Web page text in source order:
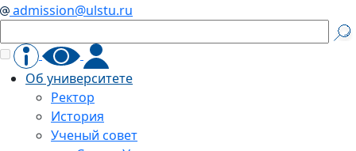
admission@ulstu.ru
Об университете
Ректор
История
Ученый совет